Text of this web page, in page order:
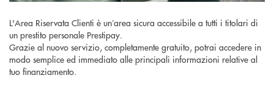
L'Area Riservata Clienti è un’area sicura accessibile a tutti i titolari di
un prestito personale Prestipay.
Grazie al nuovo servizio, completamente gratuito, potrai accedere in
modo semplice ed immediato alle principali informazioni relative al
tuo finanziamento.